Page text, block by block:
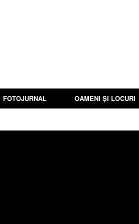
FOTOJURNAL OAMENI ȘI LOCURI